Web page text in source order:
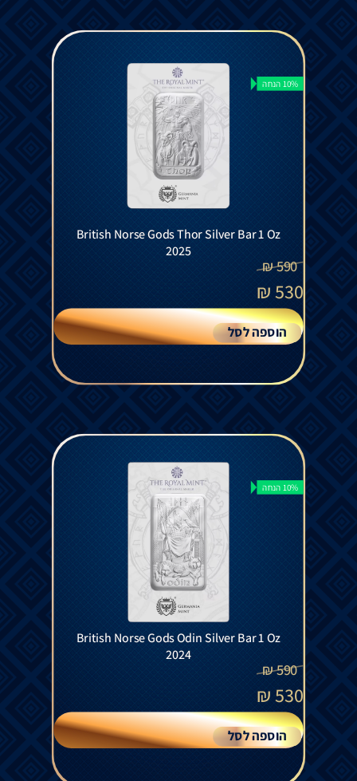
10% הנחה
British Norse Gods Thor Silver Bar 1 Oz
2025
590
₪
530
₪
הוספה לסל
10% הנחה
British Norse Gods Odin Silver Bar 1 Oz
2024
590
₪
530
₪
הוספה לסל